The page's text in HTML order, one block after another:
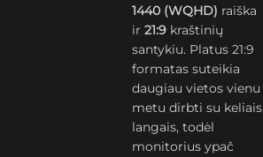
1440 (WQHD) raiška
ir21:9 kraštinių
santykiu. Platus 21:9
formatas suteikia
daugiau vietos vienu
metu dirbti su keliais
langais, todėl
monitorius ypač